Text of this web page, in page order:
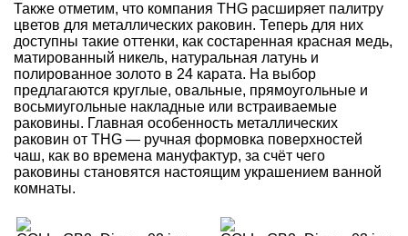
Также отметим, что компания THG расширяет палитру
цветов для металлических раковин. Теперь для них
доступны такие оттенки, как состаренная красная медь,
матированный никель, натуральная латунь и
полированное золото в 24 карата. На выбор
предлагаются круглые, овальные, прямоугольные и
восьмиугольные накладные или встраиваемые
раковины. Главная особенность металлических
раковин от THG — ручная формовка поверхностей
чаш, как во времена мануфактур, за счёт чего
раковины становятся настоящим украшением ванной
комнаты.